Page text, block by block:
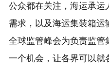
公众都在关注，海运承运
需求，以及海运集装箱运
全球监管峰会为负责监管
一个机会，让各界可以就